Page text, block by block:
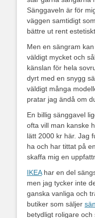
Sänggaveln är för
väggen samtidigt
bättre ut rent estetiskt.
Men en sängram
väldigt mycket och
känslan för hela
dyrt med en snygg
väldigt många
pratar jag ändå om
En billig sänggavel
ofta vill man kanske
lätt 2000 kr här. Jag
ha och har tittat på
skaffa mig en
IKEAhar en del
men jag tycker inte
ganska vanliga och
butiker som säljer
betydligt roligare och